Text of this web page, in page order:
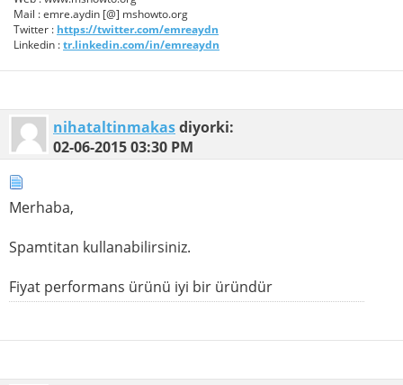
Mail : emre.aydin [@] mshowto.org
Twitter : https://twitter.com/emreaydn
Linkedin :tr.linkedin.com/in/emreaydn
nihataltinmakasdiyorki:
02-06-201503:30 PM
Merhaba,
Spamtitan kullanabilirsiniz.
Fiyat performans ürünü iyi bir üründür